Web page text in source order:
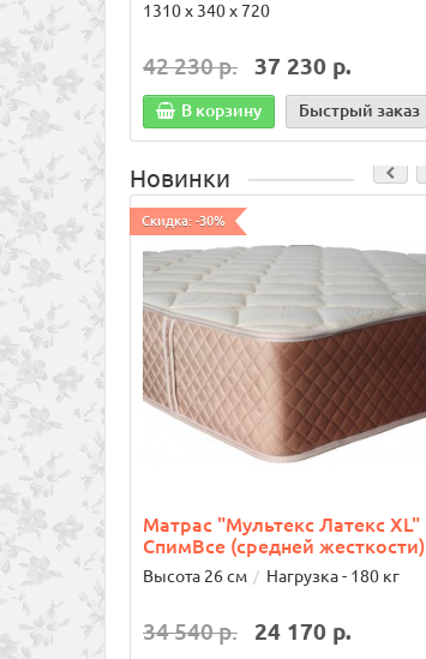
1310 х 340 х 720
42 230 р. 37 230 р.
В корзину Быстрый заказ
Новинки
Скидка: -30%
Матрас "Мультекс Латекс XL"
СпимВсе (средней жесткости)
Высота 26 см Нагрузка - 180 кг
34 540 р. 24 170 р.